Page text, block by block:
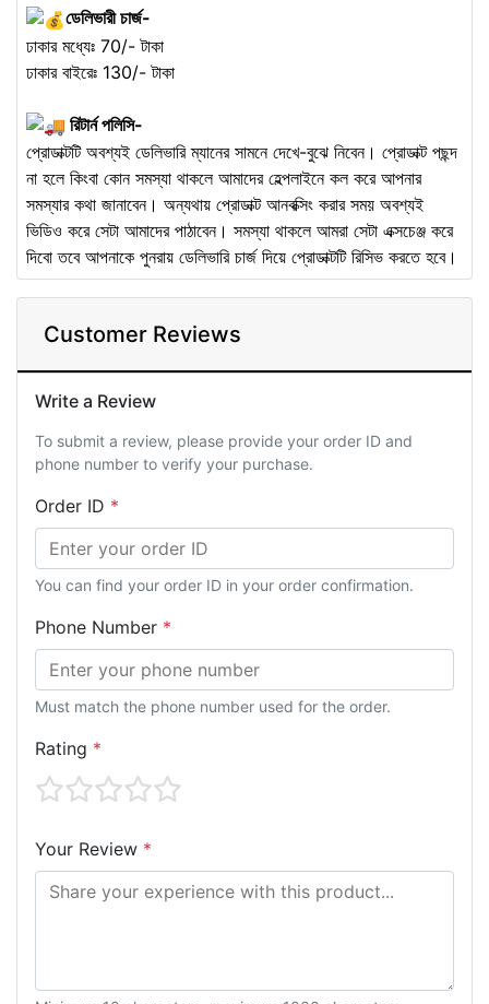
ডেলিভারী চার্জ-
ঢাকার মধ্যেঃ 70/- টাকা
ঢাকার বাইরেঃ 130/- টাকা
রিটার্ন পলিসি-
প্রোডাক্টটি অবশ্যই ডেলিভারি ম্যানের সামনে দেখে-বুঝে নিবেন। প্রোডাক্ট পছন্দ
না হলে কিংবা কোন সমস্যা থাকলে আমাদের হেল্পলাইনে কল করে আপনার
সমস্যার কথা জানাবেন। অন্যথায় প্রোডাক্ট আনবক্সিং করার সময় অবশ্যই
ভিডিও করে সেটা আমাদের পাঠাবেন। সমস্যা থাকলে আমরা সেটা এক্সচেঞ্জ করে
দিবো তবে আপনাকে পুনরায় ডেলিভারি চার্জ দিয়ে প্রোডাক্টটি রিসিভ করতে হবে।
Customer Reviews
Write a Review
To submit a review, please provide your order ID and
phone number to verify your purchase.
Order ID *
You can find your order ID in your order confirmation.
Phone Number *
Must match the phone number used for the order.
Rating *
Your Review *